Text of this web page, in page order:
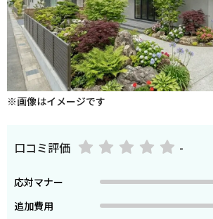
※画像はイメージです
口コミ評価 -
応対マナー
追加費用